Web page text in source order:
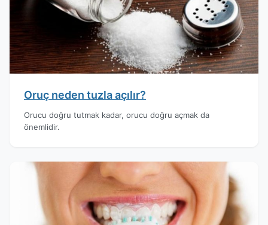
Oruç neden tuzla açılır?
Orucu doğru tutmak kadar, orucu doğru açmak da
önemlidir.